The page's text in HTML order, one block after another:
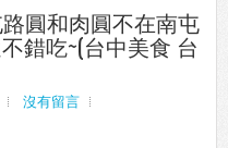
圓和肉圓不在南屯
錯吃~(台中美食 台
沒有留言